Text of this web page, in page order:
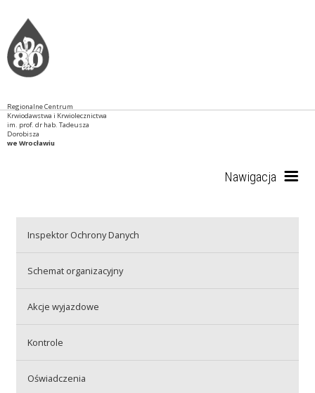
Regionalne Centrum
Krwiodawstwa i Krwiolecznictwa
im. prof. dr hab. Tadeusza
Dorobisza
we Wrocławiu
Nawigacja
Akcje wyjazdowe
Inspektor Ochrony Danych
Schemat organizacyjny
Akcje wyjazdowe
Kontrole
Oświadczenia